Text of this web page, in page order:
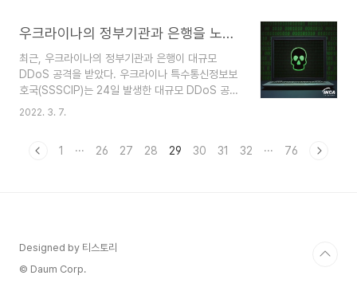
한다고..
사용하는 다수의 소스 코드 등 내부 데이터가 확인
가 사내 공지를 통해 사이버 공격을 당한 사실을 인
정했다는 내용을 전했다. 한편, 국정원 측은 이번 사
건으로 유출된 정보를 확인한 결과 산업기술보호법
상 국가핵심기술에는 해당되지 않는 것으로 파악하
는 사이버 공격이 자주 발견되고 있으며, 이에 따라
우크라이나의 정부기관과 은행을 노린 DDoS 공격
최근, 우크라이나의 정부기관과 은행이 대규모
DDoS 공격을 받았다. 우크라이나 특수통신정보보
호국(SSSCIP)는 24일 발생한 대규모 DDoS 공격
으로 일부 정부기관과 은행의 정보 시스템이 마비됐
계속해서 업데이트 하겠다고 밝혔다. 또한, 사이버
https://cip.gov.ua/en/news/chergova-
kiberataka-na-s..
2022. 3. 7.
1 ··· 26 27 28 29 30 31 32 ··· 76
Designed by 티스토리
© Daum Corp.